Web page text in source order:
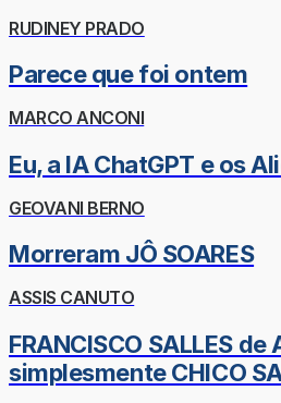
RUDINEY PRADO
Parece que foi ontem
MARCO ANCONI
Eu, a IA ChatGPT e os
GEOVANI BERNO
Morreram JÔ SOARES
ASSIS CANUTO
FRANCISCO SALLES de
simplesmente CHICO